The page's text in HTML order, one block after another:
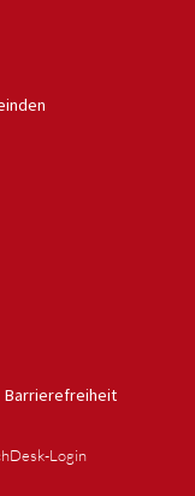
Barrierefreiheit
Login